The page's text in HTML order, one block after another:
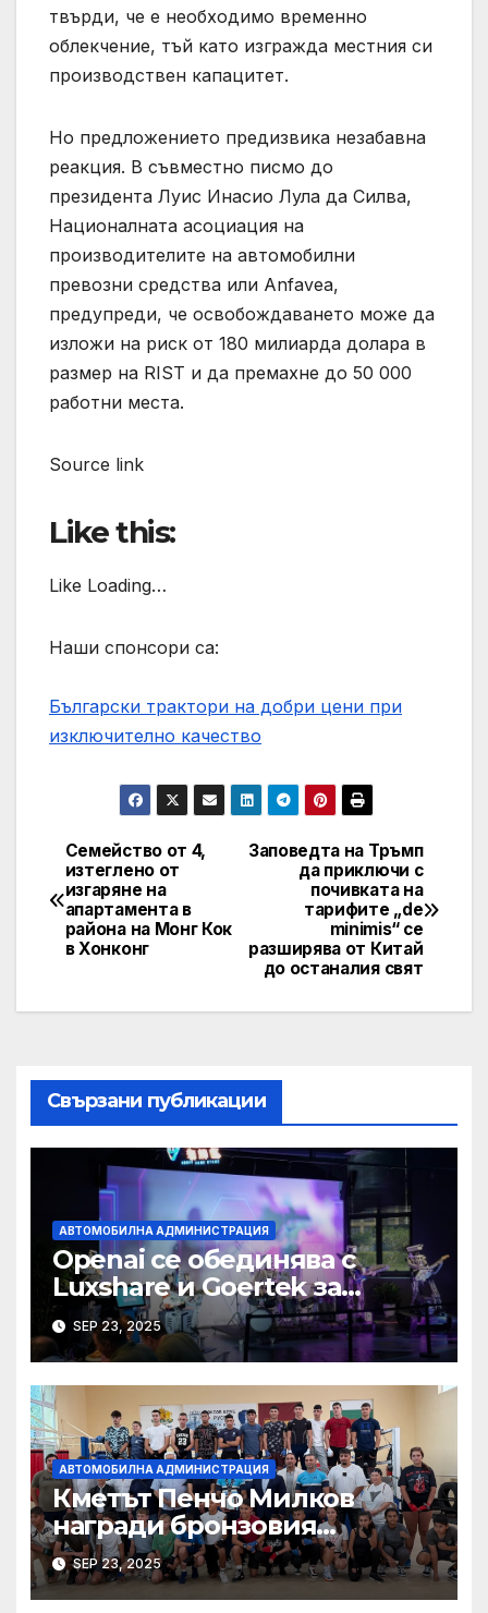
твърди, че е необходимо временно
облекчение, тъй като изгражда местния си
производствен капацитет.
Но предложението предизвика незабавна
реакция. В съвместно писмо до
президента Луис Инасио Лула да Силва,
Националната асоциация на
производителите на автомобилни
превозни средства или Anfavea,
предупреди, че освобождаването може да
изложи на риск от 180 милиарда долара в
размер на RIST и да премахне до 50 000
работни места.
Source link
Like this:
Like Loading…
Наши спонсори са:
Български трактори на добри цени при
изключително качество
Post
navigation
Заповедта на Тръмп
да приключи с
почивката на
тарифите „de
minimis“ се
разширява от Китай
до останалия свят
Семейство от 4,
изтеглено от
изгаряне на
апартамента в
района на Монг Кок
в Хонконг
Свързани публикации
АВТОМОБИЛНА АДМИНИСТРАЦИЯ
Openai се обединява с
Luxshare и Goertek за
разработване на ново AI
устройство · Technode
SEP 23, 2025
АВТОМОБИЛНА АДМИНИСТРАЦИЯ
Кметът Пенчо Милков
награди бронзовия
медалист от Световното по
бокс Радослав Росенов
SEP 23, 2025